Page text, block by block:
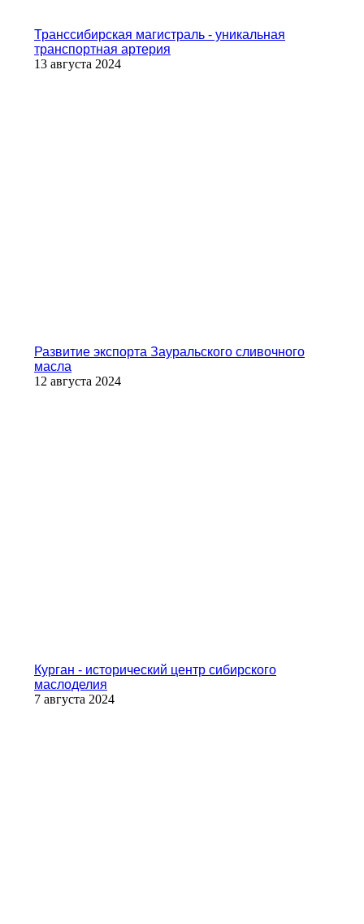
Транссибирская магистраль - уникальная
транспортная артерия
13 августа 2024
Развитие экспорта Зауральского сливочного
масла
12 августа 2024
Курган - исторический центр сибирского
маслоделия
7 августа 2024